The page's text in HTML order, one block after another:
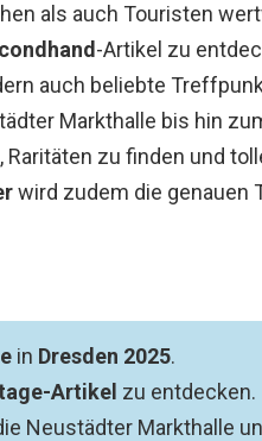
als auch Touristen
-Artikel zu
auch beliebte
Markthalle bis hin
Raritäten zu finden und
wird zudem die genauen
in Dresden 2025.
Artikel zu entdecken.
Neustädter Markthalle